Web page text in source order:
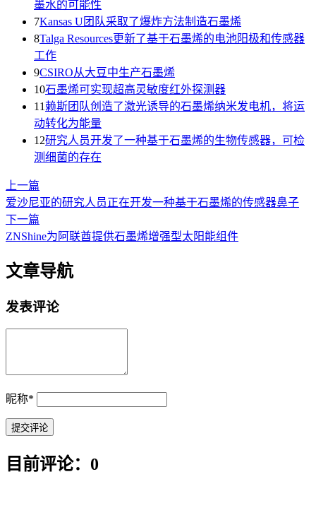
墨水的可能性
7Kansas U团队采取了爆炸方法制造石墨烯
8Talga Resources更新了基于石墨烯的电池阳极和传感器
工作
9CSIRO从大豆中生产石墨烯
10石墨烯可实现超高灵敏度红外探测器
11赖斯团队创造了激光诱导的石墨烯纳米发电机，将运
动转化为能量
12研究人员开发了一种基于石墨烯的生物传感器，可检
测细菌的存在
上一篇
爱沙尼亚的研究人员正在开发一种基于石墨烯的传感器鼻子
下一篇
ZNShine为阿联酋提供石墨烯增强型太阳能组件
文章导航
发表评论
昵称*
目前评论：0